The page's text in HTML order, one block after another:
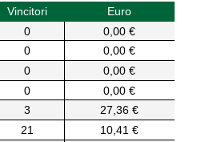
Vincitori
Euro
0
0,00 €
0
0,00 €
0
0,00 €
0
0,00 €
3
27,36 €
21
10,41 €